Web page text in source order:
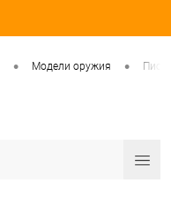
• Модели оружия •